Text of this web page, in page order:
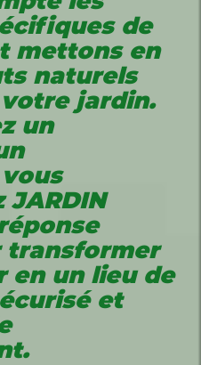
de
mettons en
naturels
jardin.
un
transformer
en un lieu de
et
.